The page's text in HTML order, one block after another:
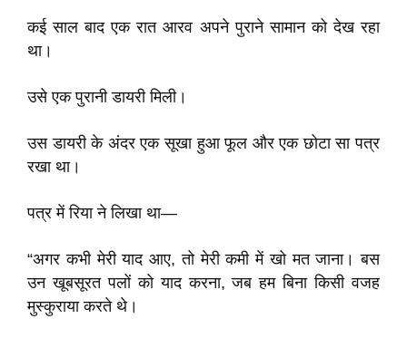
कई साल बाद एक रात आरव अपने पुराने सामान को देख रहा
था।
उसे एक पुरानी डायरी मिली।
उस डायरी के अंदर एक सूखा हुआ फूल और एक छोटा सा पत्र
रखा था।
पत्र में रिया ने लिखा था—
“अगर कभी मेरी याद आए, तो मेरी कमी में खो मत जाना। बस
उन खूबसूरत पलों को याद करना, जब हम बिना किसी वजह
मुस्कुराया करते थे।